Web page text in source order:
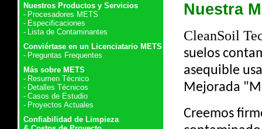
Nuestros Productos y Servicios
- Procesadores METS
- Especificaciones
- Lista de Contaminantes
Conviértase en un Licenciatario METS
- Preguntas Frequentes
Más sobre METS
- Resumen Técnico
- Detalles Técnicos
- Casos de Estudio
- Proyectos Actuales
Confiabilidad de Limpieza
Nuestra
CleanSoil
suelos
asequible
Mejorada
Creemos